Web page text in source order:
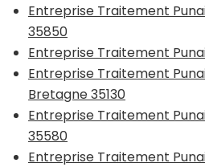
Entreprise Traitement
35850
Entreprise Traitement
Entreprise Traitement
Bretagne 35130
Entreprise Traitement
35580
Entreprise Traitement